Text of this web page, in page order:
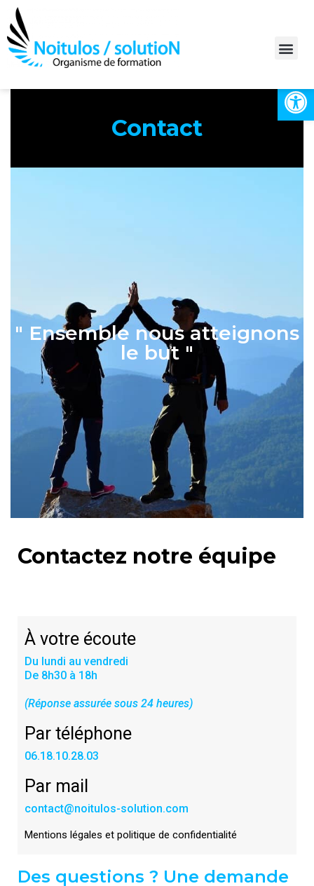
Ouvrir
Contact
" Ensemble nous atteignons
le but "
Contactez notre équipe
À votre écoute
Du lundi au vendredi
De 8h30 à 18h
(Réponse assurée sous 24 heures)
Par téléphone
06.18.10.28.03
Par mail
contact@noitulos-solution.com
Mentions légales et politique de confidentialité
Des questions ? Une demande